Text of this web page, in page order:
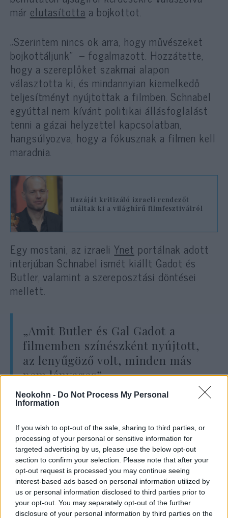
Neokohn - Do Not Process My Personal
Information
If you wish to opt-out of the sale, sharing to third parties, or
processing of your personal or sensitive information for
targeted advertising by us, please use the below opt-out
section to confirm your selection. Please note that after your
opt-out request is processed you may continue seeing
interest-based ads based on personal information utilized by
us or personal information disclosed to third parties prior to
your opt-out. You may separately opt-out of the further
disclosure of your personal information by third parties on the
már elutasította a bojkottot.
„Szerintem nincs ok arra, hogy művészeket
bojkottáljunk” – fogalmazott. Hozzátette,
hogy a szereplőket szakmai alapon
választotta ki, és mindannyian kiemelkedő
teljesítményt nyújtottak a filmben. Schnabel
egyúttal nem kívánt politikai állásfoglalást
tenni a gázai helyzettel kapcsolatban,
hangsúlyozva, hogy a fókusznak a filmen kell
maradnia.
Hazáját kritizáló izraeli rendezőt
utáltak ki a világhírű filmfesztiválról
Egy mostani, az izraeliYnet portálnak adott
interjúban Schnabel ismét kiállt Gadot és
Butler, valamint a szereposztási döntései
mellett.
„Amit Butler és Gal Gadot a
filmemben színészként nyújtott,
az lenyűgöző volt, minden más
nem lényeges”
kerekedett, amelynek semmi köze magához a
filmhez. Gal fenomenális munkát végzett.
Tizenöt évvel ezelőtt már készítettem egy
filmet az izraeli-palesztin konfliktusról, a
Miral-t, és amit erről a konfliktusról mondani
akartam, azt akkor már elmondtam.”